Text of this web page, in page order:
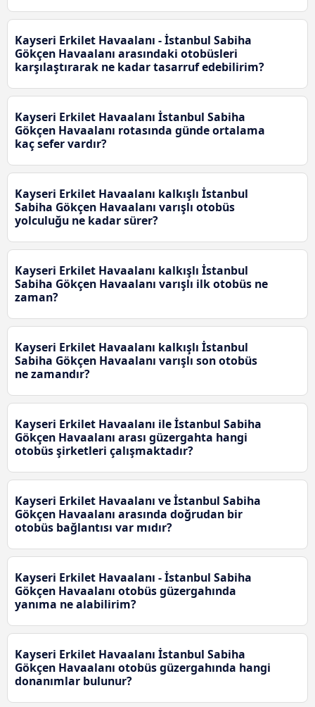
Kayseri Erkilet Havaalanı - İstanbul Sabiha
Gökçen Havaalanı arasındaki otobüsleri
karşılaştırarak ne kadar tasarruf edebilirim?
Kayseri Erkilet Havaalanı İstanbul Sabiha
Gökçen Havaalanı rotasında günde ortalama
kaç sefer vardır?
Kayseri Erkilet Havaalanı kalkışlı İstanbul
Sabiha Gökçen Havaalanı varışlı otobüs
yolculuğu ne kadar sürer?
Kayseri Erkilet Havaalanı kalkışlı İstanbul
Sabiha Gökçen Havaalanı varışlı ilk otobüs ne
zaman?
Kayseri Erkilet Havaalanı kalkışlı İstanbul
Sabiha Gökçen Havaalanı varışlı son otobüs
ne zamandır?
Kayseri Erkilet Havaalanı ile İstanbul Sabiha
Gökçen Havaalanı arası güzergahta hangi
otobüs şirketleri çalışmaktadır?
Kayseri Erkilet Havaalanı ve İstanbul Sabiha
Gökçen Havaalanı arasında doğrudan bir
otobüs bağlantısı var mıdır?
Kayseri Erkilet Havaalanı - İstanbul Sabiha
Gökçen Havaalanı otobüs güzergahında
yanıma ne alabilirim?
Kayseri Erkilet Havaalanı İstanbul Sabiha
Gökçen Havaalanı otobüs güzergahında hangi
donanımlar bulunur?